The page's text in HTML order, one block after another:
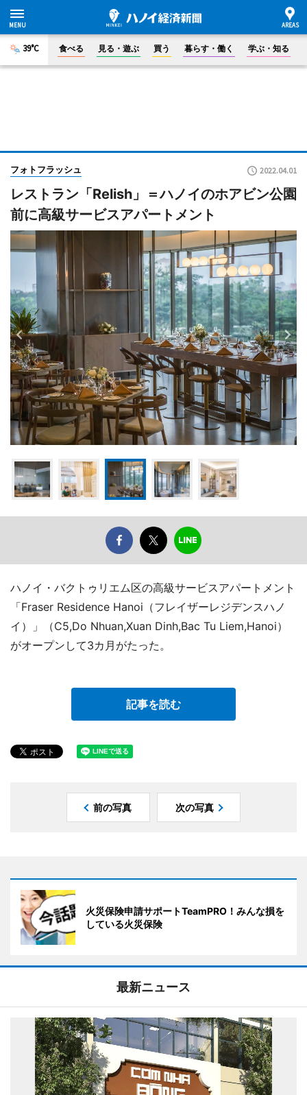
39°C 食べる 見る・遊ぶ 買う 暮らす・働く 学ぶ・知る
フォトフラッシュ 2022.04.01
レストラン「Relish」＝ハノイのホアビン公園
前に高級サービスアパートメント
ハノイ・バクトゥリエム区の高級サービスアパートメント
「Fraser Residence Hanoi（フレイザーレジデンスハノ
イ）」（C5,Do Nhuan,Xuan Dinh,Bac Tu Liem,Hanoi）
がオープンして3カ月がたった。
記事を読む
前の写真 次の写真
火災保険申請サポートTeamPRO！みんな損を
している火災保険
最新ニュース